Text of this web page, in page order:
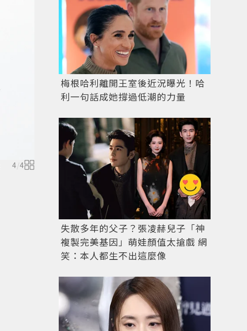
4/4
佳麗寶LUNASOL春夏彩妝「晴空淨化」系列打造澄淨
梅根哈利離開王室後近況曝光！哈
利一句話成她撐過低潮的力量
失散多年的父子？張凌赫兒子「神
複製完美基因」萌娃顏值太搶戲 網
笑：本人都生不出這麼像